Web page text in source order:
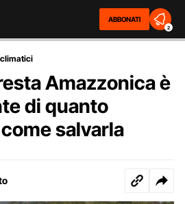
ABBONATI
2
Amazzonica è
di quanto
salvarla